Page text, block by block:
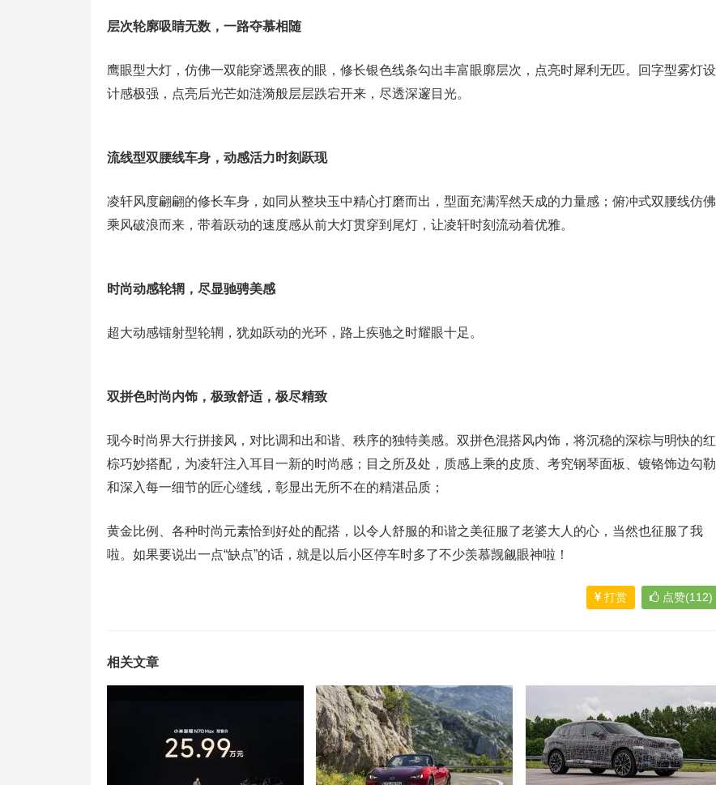
层次轮廓吸睛无数，一路夺慕相随
鹰眼型大灯，仿佛一双能穿透黑夜的眼，修长银色线条勾出丰富眼廓层次，点亮时犀利无匹。回字型雾灯设
计感极强，点亮后光芒如涟漪般层层跌宕开来，尽透深邃目光。
流线型双腰线车身，动感活力时刻跃现
凌轩风度翩翩的修长车身，如同从整块玉中精心打磨而出，型面充满浑然天成的力量感；俯冲式双腰线仿佛
乘风破浪而来，带着跃动的速度感从前大灯贯穿到尾灯，让凌轩时刻流动着优雅。
时尚动感轮辋，尽显驰骋美感
超大动感镭射型轮辋，犹如跃动的光环，路上疾驰之时耀眼十足。
双拼色时尚内饰，极致舒适，极尽精致
现今时尚界大行拼接风，对比调和出和谐、秩序的独特美感。双拼色混搭风内饰，将沉稳的深棕与明快的红
棕巧妙搭配，为凌轩注入耳目一新的时尚感；目之所及处，质感上乘的皮质、考究钢琴面板、镀铬饰边勾勒
和深入每一细节的匠心缝线，彰显出无所不在的精湛品质；
黄金比例、各种时尚元素恰到好处的配搭，以令人舒服的和谐之美征服了老婆大人的心，当然也征服了我
啦。如果要说出一点“缺点”的话，就是以后小区停车时多了不少羡慕觊觎眼神啦！
打赏 点赞(112)
相关文章